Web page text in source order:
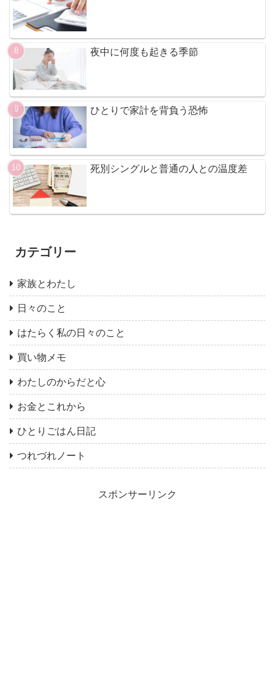
夜中に何度も起きる季節
ひとりで家計を背負う恐怖
死別シングルと普通の人との温度差
カテゴリー
家族とわたし
日々のこと
はたらく私の日々のこと
買い物メモ
わたしのからだと心
お金とこれから
ひとりごはん日記
つれづれノート
スポンサーリンク